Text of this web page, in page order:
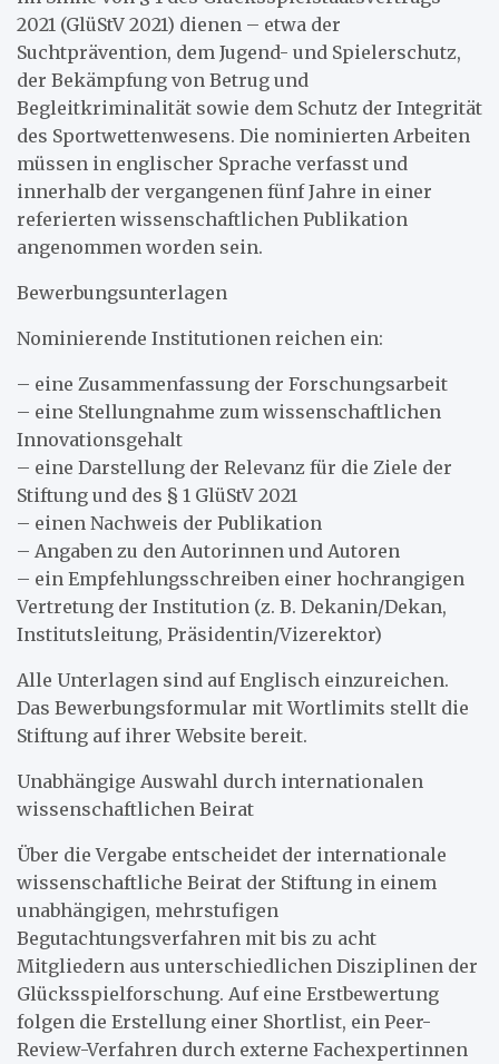
2021 (GlüStV 2021) dienen – etwa der
Suchtprävention, dem Jugend- und Spielerschutz,
der Bekämpfung von Betrug und
Begleitkriminalität sowie dem Schutz der Integrität
des Sportwettenwesens. Die nominierten Arbeiten
müssen in englischer Sprache verfasst und
innerhalb der vergangenen fünf Jahre in einer
referierten wissenschaftlichen Publikation
angenommen worden sein.
Bewerbungsunterlagen
Nominierende Institutionen reichen ein:
– eine Zusammenfassung der Forschungsarbeit
– eine Stellungnahme zum wissenschaftlichen
Innovationsgehalt
– eine Darstellung der Relevanz für die Ziele der
Stiftung und des § 1 GlüStV 2021
– einen Nachweis der Publikation
– Angaben zu den Autorinnen und Autoren
– ein Empfehlungsschreiben einer hochrangigen
Vertretung der Institution (z. B. Dekanin/Dekan,
Institutsleitung, Präsidentin/Vizerektor)
Alle Unterlagen sind auf Englisch einzureichen.
Das Bewerbungsformular mit Wortlimits stellt die
Stiftung auf ihrer Website bereit.
Unabhängige Auswahl durch internationalen
wissenschaftlichen Beirat
Über die Vergabe entscheidet der internationale
wissenschaftliche Beirat der Stiftung in einem
unabhängigen, mehrstufigen
Begutachtungsverfahren mit bis zu acht
Mitgliedern aus unterschiedlichen Disziplinen der
Glücksspielforschung. Auf eine Erstbewertung
folgen die Erstellung einer Shortlist, ein Peer-
Review-Verfahren durch externe Fachexpertinnen